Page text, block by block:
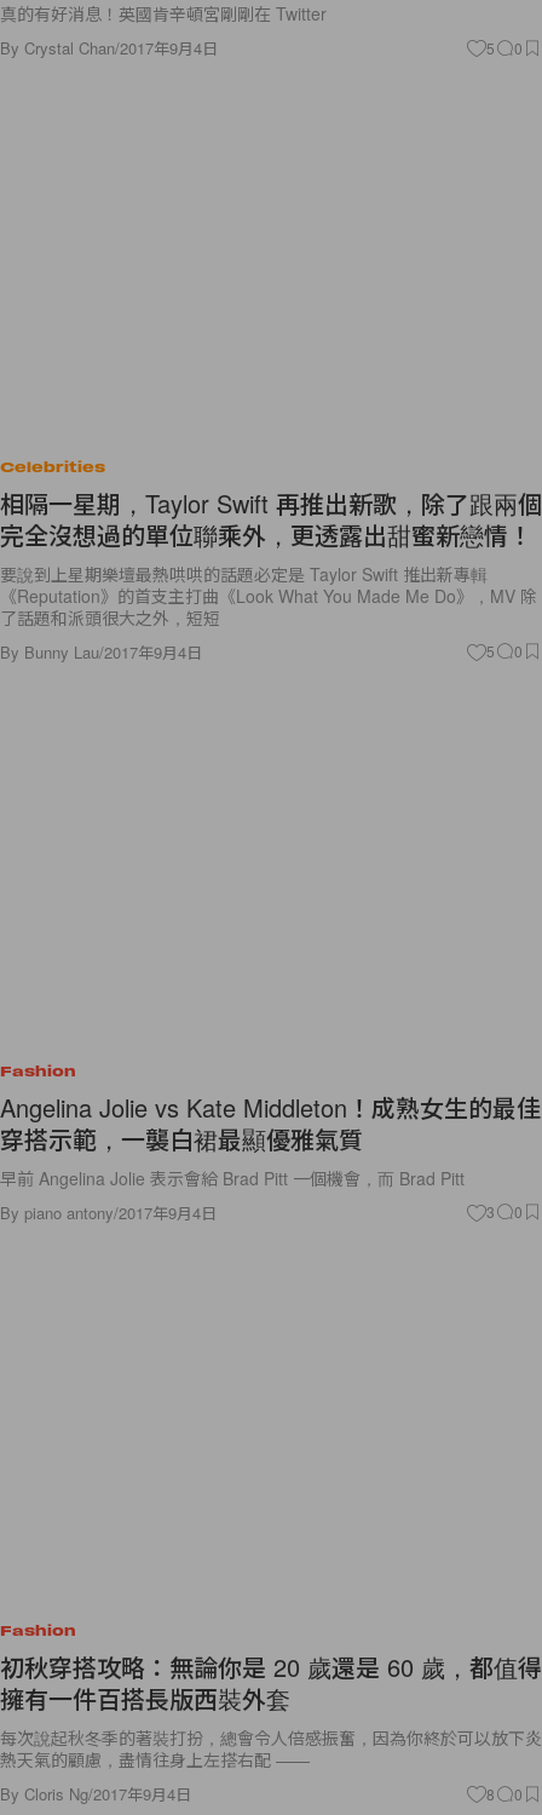
真的有好消息！英國肯辛頓宮剛剛在 Twitter
By Crystal Chan/2017年9月4日 5 0
Celebrities
相隔一星期，Taylor Swift 再推出新歌，除了跟兩個
完全沒想過的單位聯乘外，更透露出甜蜜新戀情！
要說到上星期樂壇最熱哄哄的話題必定是 Taylor Swift 推出新專輯
《Reputation》的首支主打曲《Look What You Made Me Do》，MV 除
了話題和派頭很大之外，短短
By Bunny Lau/2017年9月4日 5 0
Fashion
Angelina Jolie vs Kate Middleton！成熟女生的最佳
穿搭示範，一襲白裙最顯優雅氣質
早前 Angelina Jolie 表示會給 Brad Pitt 一個機會，而 Brad Pitt
By piano antony/2017年9月4日 3 0
Fashion
初秋穿搭攻略：無論你是 20 歲還是 60 歲，都值得
擁有一件百搭長版西裝外套
每次說起秋冬季的著裝打扮，總會令人倍感振奮，因為你終於可以放下炎
熱天氣的顧慮，盡情往身上左搭右配 ——
By Cloris Ng/2017年9月4日 8 0